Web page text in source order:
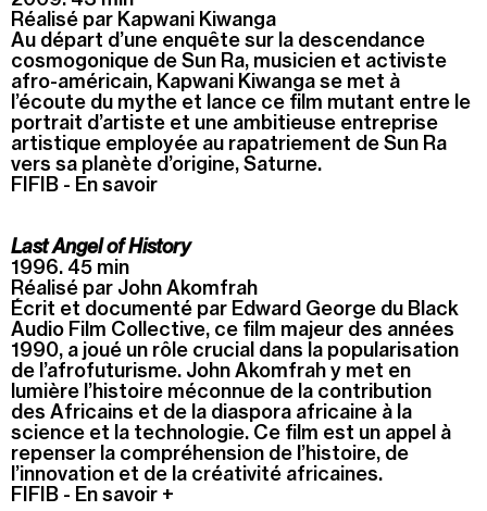
14h30-15h30
Visite ludique "Jardin des neufs soleils". Pour les 4
- 6 ans
16h30-17h30
Visite ludique "Jardin des neufs soleils". Pour les
20 mois - 3 ans
15h00
16h00
Visite "Jardin des neuf soleils" de Trevor Yeung
Jeudi 20 août
19h00-22h30
Terrasses nocturnes avec DJ sets
19h30-20h30
Visite contemplative "Mettez-vous au vert"
Voir tous les événements
Réalisé par Kapwani Kiwanga
Au départ d’une enquête sur la descendance
cosmogonique de Sun Ra, musicien et activiste
afro-américain, Kapwani Kiwanga se met à
l’écoute du mythe et lance ce film mutant entre le
portrait d’artiste et une ambitieuse entreprise
artistique employée au rapatriement de Sun Ra
vers sa planète d’origine, Saturne.
FIFIB - En savoir
Last Angel of History
1996. 45 min
Réalisé par John Akomfrah
Écrit et documenté par Edward George du Black
Audio Film Collective, ce film majeur des années
1990, a joué un rôle crucial dans la popularisation
de l’afrofuturisme. John Akomfrah y met en
lumière l’histoire méconnue de la contribution
des Africains et de la diaspora africaine à la
science et la technologie. Ce film est un appel à
repenser la compréhension de l’histoire, de
l’innovation et de la créativité africaines.
FIFIB - En savoir +